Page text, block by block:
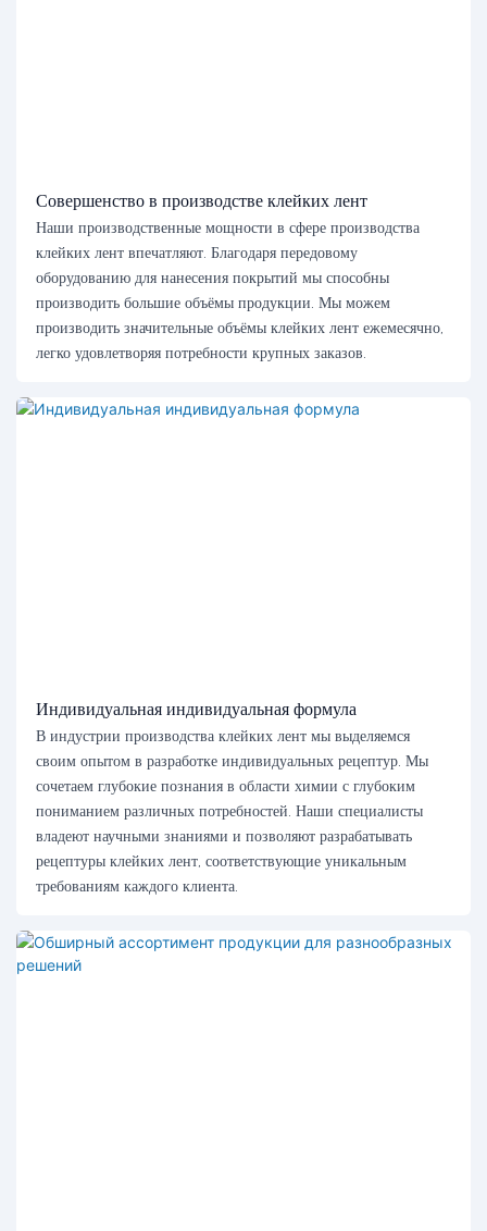
Совершенство в производстве клейких лент
Наши производственные мощности в сфере производства
клейких лент впечатляют. Благодаря передовому
оборудованию для нанесения покрытий мы способны
производить большие объёмы продукции. Мы можем
производить значительные объёмы клейких лент ежемесячно,
легко удовлетворяя потребности крупных заказов.
Индивидуальная индивидуальная формула
В индустрии производства клейких лент мы выделяемся
своим опытом в разработке индивидуальных рецептур. Мы
сочетаем глубокие познания в области химии с глубоким
пониманием различных потребностей. Наши специалисты
владеют научными знаниями и позволяют разрабатывать
рецептуры клейких лент, соответствующие уникальным
требованиям каждого клиента.